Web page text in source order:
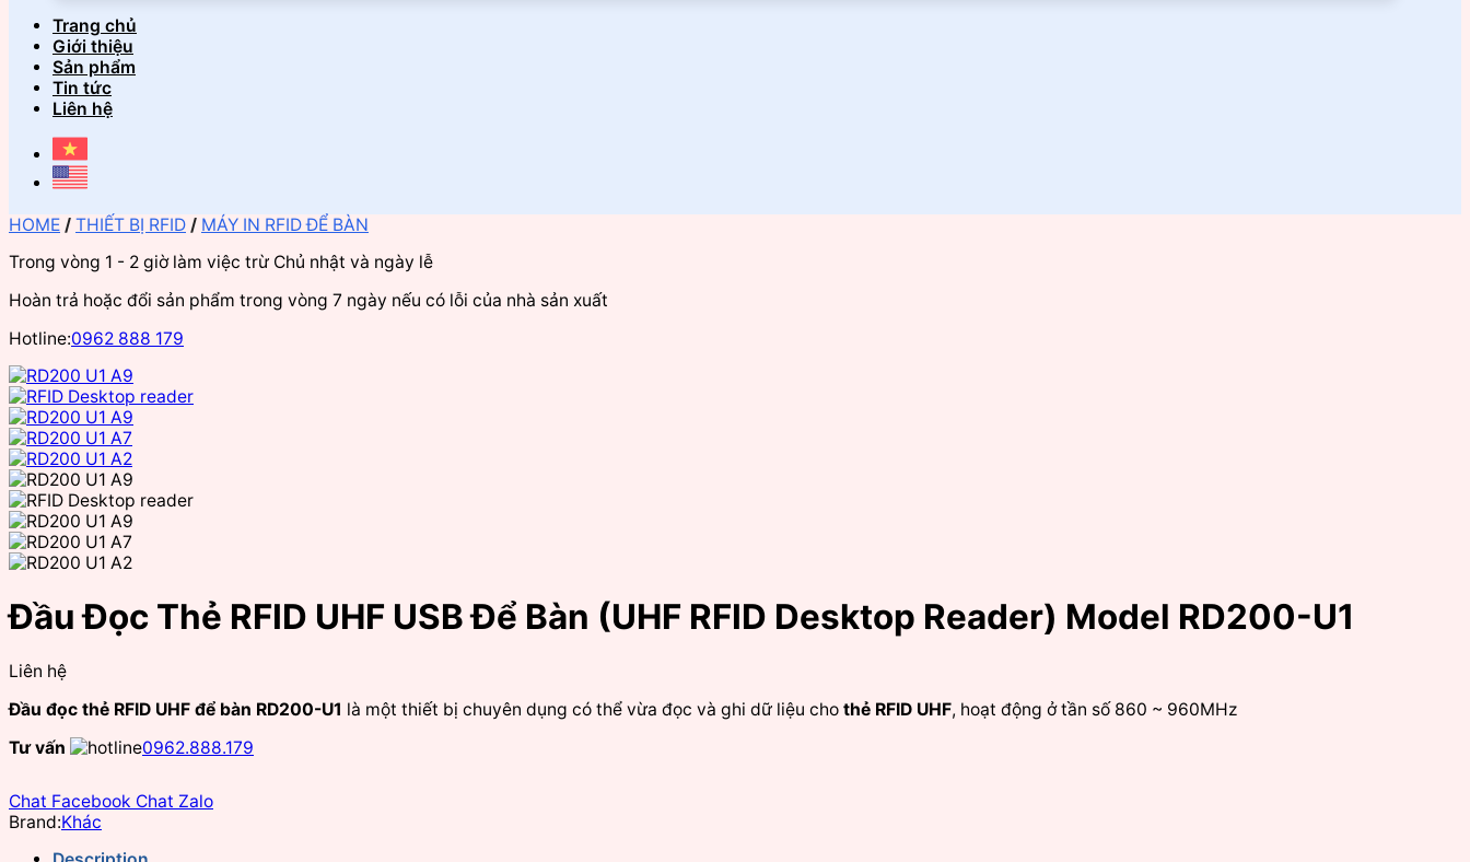
Trang chủ
Giới thiệu
Sản phẩm
Tin tức
Liên hệ
HOME / THIẾT BỊ RFID / MÁY IN RFID ĐỂ BÀN
Trong vòng 1 - 2 giờ làm việc trừ Chủ nhật và ngày lễ
Hoàn trả hoặc đổi sản phẩm trong vòng 7 ngày nếu có lỗi của nhà sản xuất
Hotline:0962 888 179
Đầu Đọc Thẻ RFID UHF USB Để Bàn (UHF RFID Desktop Reader) Model RD200-U1
Liên hệ
Đầu đọc thẻ RFID UHF để bàn RD200-U1 là một thiết bị chuyên dụng có thể vừa đọc và ghi dữ liệu cho thẻ RFID UHF, hoạt động ở tần số 860 ~ 960MHz
Tư vấn
0962.888.179
Chat Facebook Chat Zalo
Brand:Khác